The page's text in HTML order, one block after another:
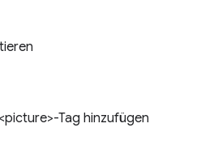
Tag hinzufügen